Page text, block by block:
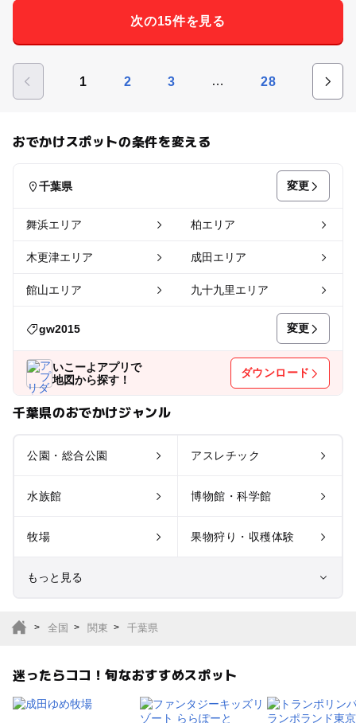
次の15件を見る
1 2 3 … 28
おでかけスポットの条件を変える
千葉県 変更
舞浜エリア 柏エリア
木更津エリア 成田エリア
館山エリア 九十九里エリア
gw2015 変更
いこーよアプリで
地図から探す！
ダウンロード
千葉県のおでかけジャンル
公園・総合公園 アスレチック
水族館 博物館・科学館
牧場 果物狩り・収穫体験
もっと見る
サファリパーク
植物園・フラワーパー
ク
全国 関東 千葉県
迷ったらココ！旬なおすすめスポット